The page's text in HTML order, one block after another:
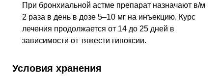
При бронхиальной астме препарат назначают в/м
2 раза в день в дозе 5–10 мг на инъекцию. Курс
лечения продолжается от 14 до 25 дней в
зависимости от тяжести гипоксии.
Условия хранения